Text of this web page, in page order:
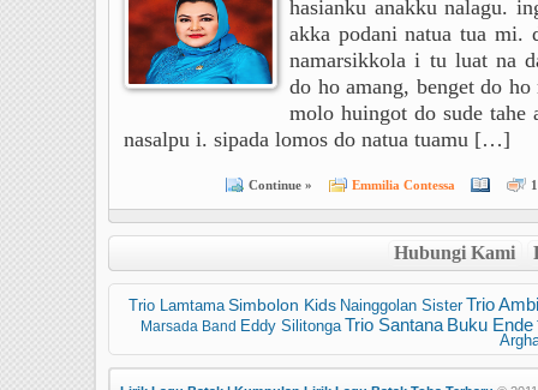
hasianku anakku nalagu.
akka podani natua tua mi.
namarsikkola i tu luat na
do ho amang, benget do
molo huingot do sude tahe
nasalpu i. sipada lomos do natua tuamu […]
Continue » Emmilia Contessa
Hubungi Kami
Trio Lamtama Simbolon Kids Nainggolan Sister Trio
Marsada Band Eddy Silitonga Trio Santana Buku Ende